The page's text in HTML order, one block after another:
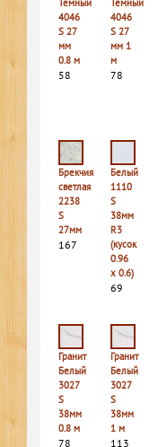
Темный
4046
S 27
мм
0.8 м
58
Темный
4046
S 27
мм 1
м
78
Брекчия
светлая
2238
S
27мм
167
Белый
1110
S
38мм
R3
(кусок
0.96
х 0.6)
69
Гранит
Белый
3027
S
38мм
0.8 м
78
Гранит
Белый
3027
S
38мм
1 м
113